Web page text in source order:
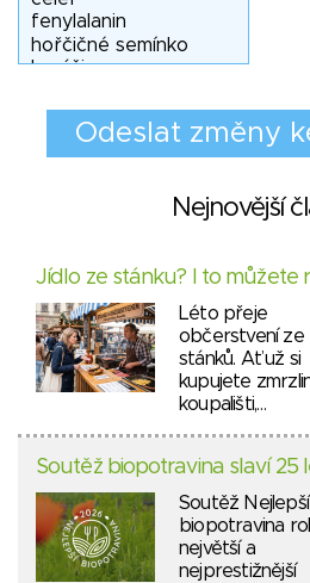
Nejnovější
Jídlo ze stánku? I to můžete
Léto přeje
občerstvení ze
stánků. Ať už si
kupujete
koupališti,…
Soutěž biopotravina slaví 25
Soutěž Nejlepší
biopotravina
největší a
nejprestižnější